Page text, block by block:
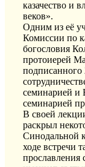
казачество и
веков».
Одним из её
Комиссии по
богословия
протоиерей
подписанного
семинарией и
семинарией
В своей
раскрыл
Синодальной
ходе встречи
прославления